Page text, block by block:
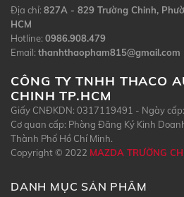
Địa chỉ: 827A - 829 Trường Chinh,
HCM
Hotline: 0986.908.479
Email: thanhthaopham815@gmail.com
CÔNG TY TNHH THACO
CHINH TP.HCM
Giấy CNĐKDN: 0317119491 - Ngày
Cơ quan cấp: Phòng Đăng Ký Kinh
Thành Phố Hồ Chí Minh.
Copyright © 2022 MAZDA TRƯỜNG
DANH MỤC SẢN PHẨM